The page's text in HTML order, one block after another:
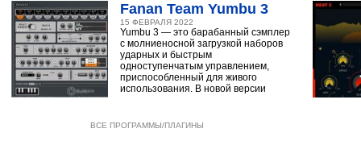
Fanan Team Yumbu 3
15 ФЕВРАЛЯ 2022
Yumbu 3 — это барабанный сэмплер
с молниеносной загрузкой наборов
ударных и быстрым
одноступенчатым управлением,
приспособленный для живого
использования. В новой версии
ВСЕ ПРОГРАММЫ/ПЛАГИНЫ